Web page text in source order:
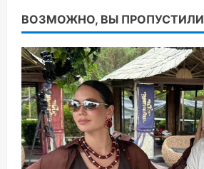
ВОЗМОЖНО, ВЫ ПРОПУСТИЛИ